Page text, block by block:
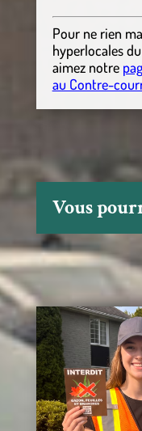
Pour ne rien
hyperlocalesdu
aimez notre
au Contre-
Vous